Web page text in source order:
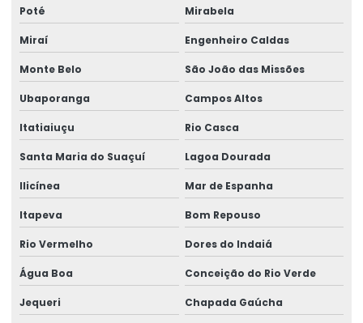
Poté Mirabela
Miraí Engenheiro Caldas
Monte Belo São João das Missões
Ubaporanga Campos Altos
Itatiaiuçu Rio Casca
Santa Maria do Suaçuí Lagoa Dourada
Ilicínea Mar de Espanha
Itapeva Bom Repouso
Rio Vermelho Dores do Indaiá
Água Boa Conceição do Rio Verde
Jequeri Chapada Gaúcha